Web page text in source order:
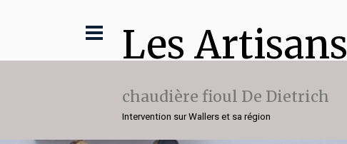
Les Artisans
chaudière fioul De Dietrich
Intervention sur Wallers et sa région